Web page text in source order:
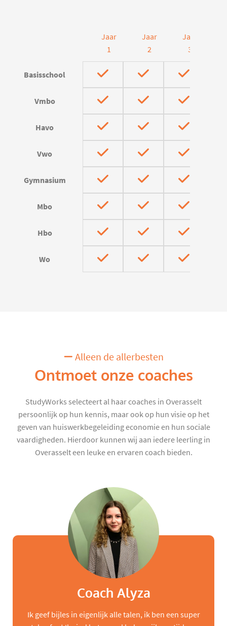
Jaar
1
Jaar
2
Jaar
3
Basisschool
Vmbo
Havo
Vwo
Gymnasium
Mbo
Hbo
Wo
Alleen de allerbesten
Ontmoet onze coaches
StudyWorks selecteert al haar coaches in Overasselt
persoonlijk op hun kennis, maar ook op hun visie op het
geven van huiswerkbegeleiding economie en hun sociale
vaardigheden. Hierdoor kunnen wij aan iedere leerling in
Overasselt een leuke en ervaren coach bieden.
Coach Alyza
Ik geef bijles in eigenlijk alle talen, ik ben een super